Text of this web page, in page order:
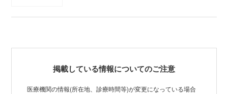
掲載している情報についてのご注意
医療機関の情報(所在地、診療時間等)が変更になっている場合